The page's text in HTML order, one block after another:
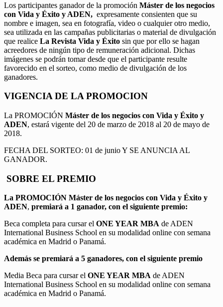
Los participantes ganador de la promoción Máster de los negocios
con Vida y Éxito y ADEN, expresamente consienten que su
nombre e imagen, sea en fotografía, video o cualquier otro medio,
sea utilizada en las campañas publicitarias o material de divulgación
que realice La Revista Vida y Éxito sin que por ello se hagan
acreedores de ningún tipo de remuneración adicional. Dichas
imágenes se podrán tomar desde que el participante resulte
favorecido en el sorteo, como medio de divulgación de los
ganadores.
VIGENCIA DE LA PROMOCION
La PROMOCIÓN Máster de los negocios con Vida y Éxito y
ADEN, estará vigente del 20 de marzo de 2018 al 20 de mayo de
2018.
FECHA DEL SORTEO: 01 de junio Y SE ANUNCIA AL
GANADOR.
SOBRE EL PREMIO
La PROMOCIÓN Máster de los negocios con Vida y Éxito y
ADEN, premiará a 1 ganador, con el siguiente premio:
Beca completa para cursar el ONE YEAR MBA de ADEN
International Business School en su modalidad online con semana
académica en Madrid o Panamá.
Además se premiará a 5 ganadores, con el siguiente premio
Media Beca para cursar el ONE YEAR MBA de ADEN
International Business School en su modalidad online con semana
académica en Madrid o Panamá.